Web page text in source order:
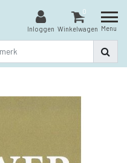
Inloggen
0
Winkelwagen Menu